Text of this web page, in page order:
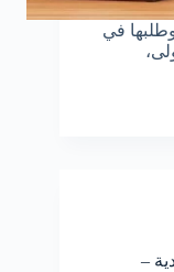
في
–